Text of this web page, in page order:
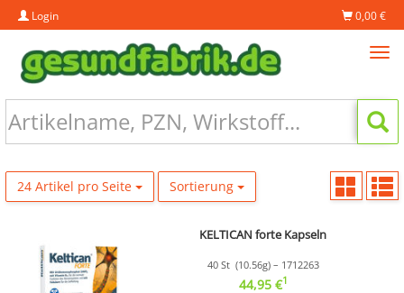
Login 0,00 €
24 Artikel pro Seite Sortierung
KELTICAN forte Kapseln
40 St (10.56g) – 1712263
44,95 €1